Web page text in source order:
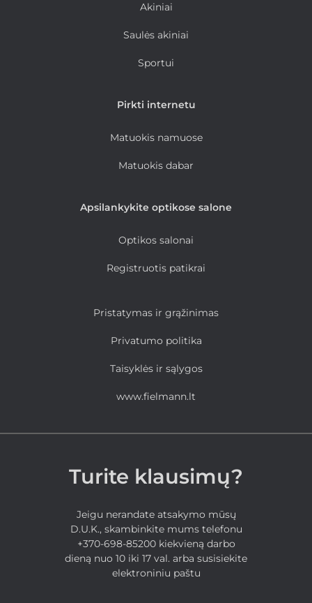
Akiniai
Saulės akiniai
Sportui
Pirkti internetu
Matuokis namuose
Matuokis dabar
Apsilankykite optikose salone
Optikos salonai
Registruotis patikrai
Pristatymas ir grąžinimas
Privatumo politika
Taisyklės ir sąlygos
www.fielmann.lt
Turite klausimų?
Jeigu nerandate atsakymo mūsų
D.U.K., skambinkite mums telefonu
+370-698-85200 kiekvieną darbo
dieną nuo 10 iki 17 val. arba susisiekite
elektroniniu paštu